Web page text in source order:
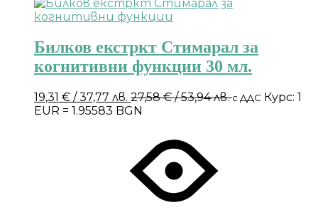
Билков екстркт Стимарал за
когнитивни функции 30 мл.
19,31 € / 37,77 лв. 27,58€/ 53,94 лв.с ДДС Курс: 1
EUR = 1.95583 BGN